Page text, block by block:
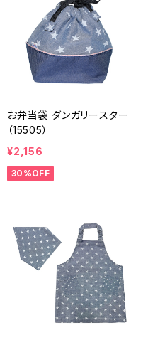
お弁当袋 ダンガリースター
（15505）
¥2,156
30%OFF